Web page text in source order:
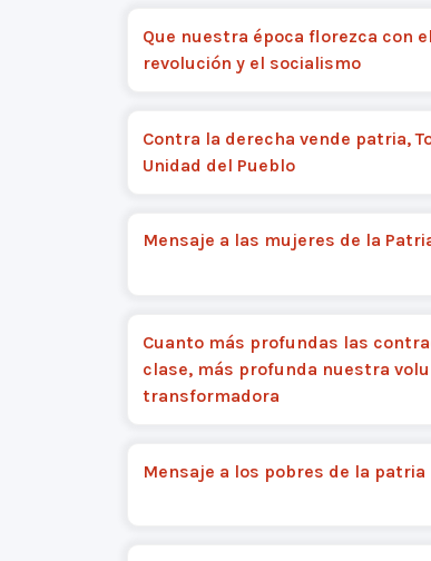
Que nuestra época florezca con
revolución y el socialismo
Contra la derecha vende patria,
Unidad del Pueblo
Mensaje a las mujeres de la
Cuanto más profundas las
clase, más profunda nuestra
transformadora
Mensaje a los pobres de la patria